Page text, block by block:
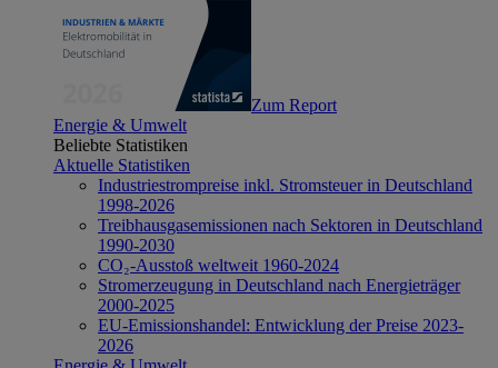
Zum Report
Energie & Umwelt
Beliebte Statistiken
Aktuelle Statistiken
Industriestrompreise inkl. Stromsteuer in Deutschland
1998-2026
Treibhausgasemissionen nach Sektoren in Deutschland
1990-2030
CO₂-Ausstoß weltweit 1960-2024
Stromerzeugung in Deutschland nach Energieträger
2000-2025
EU-Emissionshandel: Entwicklung der Preise 2023-
2026